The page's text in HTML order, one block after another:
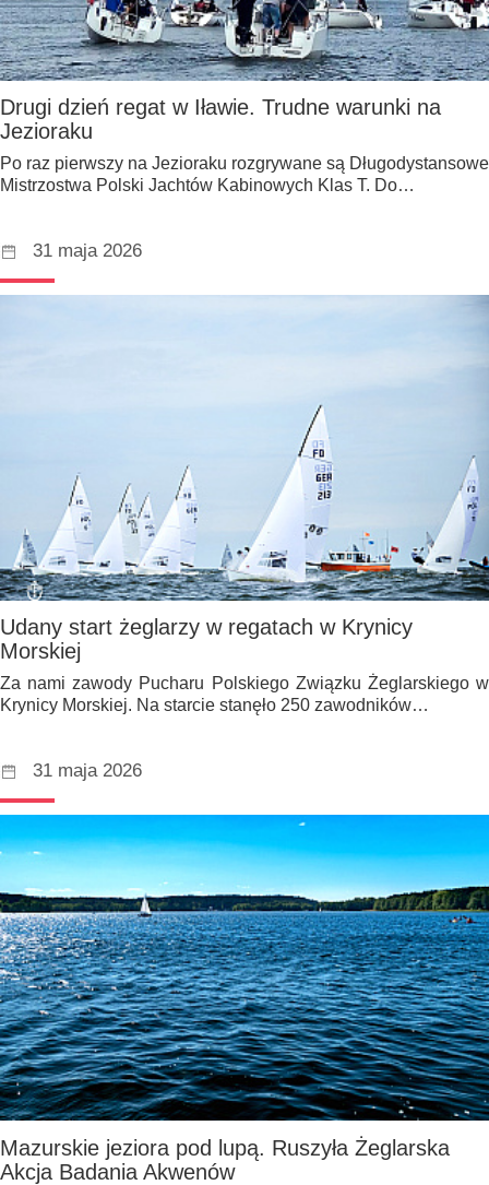
Drugi dzień regat w Iławie. Trudne warunki na
Jezioraku
Po raz pierwszy na Jezioraku rozgrywane są Długodystansowe
Mistrzostwa Polski Jachtów Kabinowych Klas T. Do…
31 maja 2026
Udany start żeglarzy w regatach w Krynicy
Morskiej
Za nami zawody Pucharu Polskiego Związku Żeglarskiego w
Krynicy Morskiej. Na starcie stanęło 250 zawodników…
31 maja 2026
Mazurskie jeziora pod lupą. Ruszyła Żeglarska
Akcja Badania Akwenów